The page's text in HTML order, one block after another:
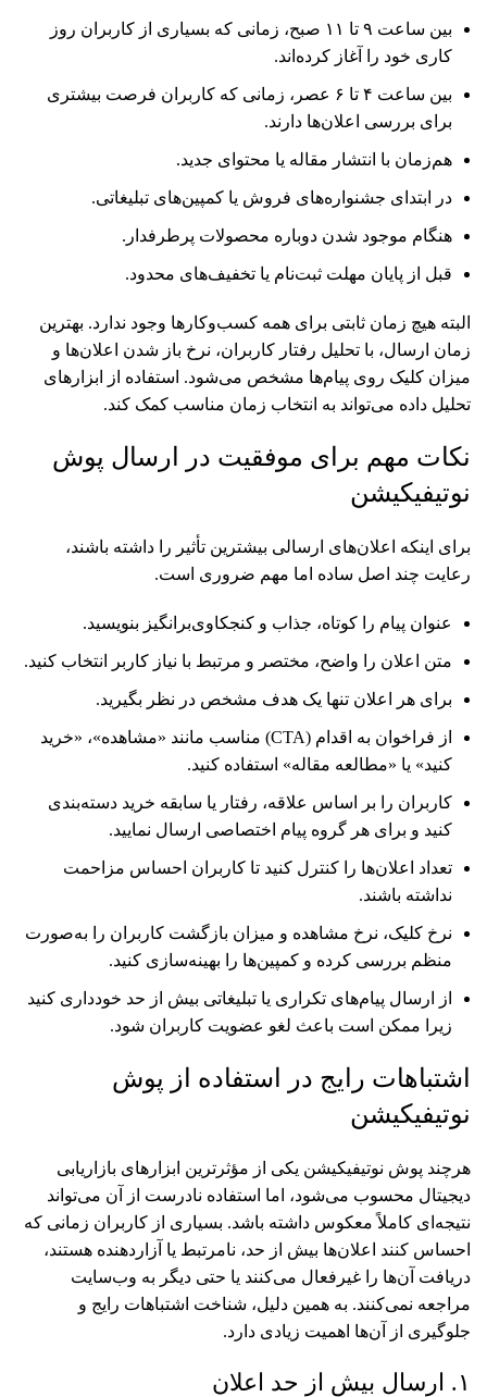
بین ساعت ۹ تا ۱۱ صبح، زمانی که بسیاری از کاربران روز
کاری خود را آغاز کرده‌اند.
بین ساعت ۴ تا ۶ عصر، زمانی که کاربران فرصت بیشتری
برای بررسی اعلان‌ها دارند.
هم‌زمان با انتشار مقاله یا محتوای جدید.
در ابتدای جشنواره‌های فروش یا کمپین‌های تبلیغاتی.
هنگام موجود شدن دوباره محصولات پرطرفدار.
قبل از پایان مهلت ثبت‌نام یا تخفیف‌های محدود.
البته هیچ زمان ثابتی برای همه کسب‌وکارها وجود ندارد. بهترین
زمان ارسال، با تحلیل رفتار کاربران، نرخ باز شدن اعلان‌ها و
میزان کلیک روی پیام‌ها مشخص می‌شود. استفاده از ابزارهای
تحلیل داده می‌تواند به انتخاب زمان مناسب کمک کند.
نکات مهم برای موفقیت در ارسال پوش
نوتیفیکیشن
برای اینکه اعلان‌های ارسالی بیشترین تأثیر را داشته باشند،
رعایت چند اصل ساده اما مهم ضروری است.
عنوان پیام را کوتاه، جذاب و کنجکاوی‌برانگیز بنویسید.
متن اعلان را واضح، مختصر و مرتبط با نیاز کاربر انتخاب کنید.
برای هر اعلان تنها یک هدف مشخص در نظر بگیرید.
از فراخوان به اقدام (CTA) مناسب مانند «مشاهده»، «خرید
کنید» یا «مطالعه مقاله» استفاده کنید.
کاربران را بر اساس علاقه، رفتار یا سابقه خرید دسته‌بندی
کنید و برای هر گروه پیام اختصاصی ارسال نمایید.
تعداد اعلان‌ها را کنترل کنید تا کاربران احساس مزاحمت
نداشته باشند.
نرخ کلیک، نرخ مشاهده و میزان بازگشت کاربران را به‌صورت
منظم بررسی کرده و کمپین‌ها را بهینه‌سازی کنید.
از ارسال پیام‌های تکراری یا تبلیغاتی بیش از حد خودداری کنید
زیرا ممکن است باعث لغو عضویت کاربران شود.
اشتباهات رایج در استفاده از پوش
نوتیفیکیشن
هرچند پوش نوتیفیکیشن یکی از مؤثرترین ابزارهای بازاریابی
دیجیتال محسوب می‌شود، اما استفاده نادرست از آن می‌تواند
نتیجه‌ای کاملاً معکوس داشته باشد. بسیاری از کاربران زمانی که
احساس کنند اعلان‌ها بیش از حد، نامرتبط یا آزاردهنده هستند،
دریافت آن‌ها را غیرفعال می‌کنند یا حتی دیگر به وب‌سایت
مراجعه نمی‌کنند. به همین دلیل، شناخت اشتباهات رایج و
جلوگیری از آن‌ها اهمیت زیادی دارد.
۱. ارسال بیش از حد اعلان